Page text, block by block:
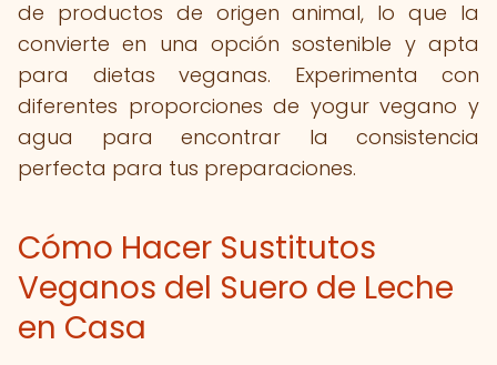
de productos de origen animal, lo que la
convierte en una opción sostenible y apta
para dietas veganas. Experimenta con
diferentes proporciones de yogur vegano y
agua para encontrar la consistencia
perfecta para tus preparaciones.
Cómo Hacer Sustitutos
Veganos del Suero de Leche
en Casa